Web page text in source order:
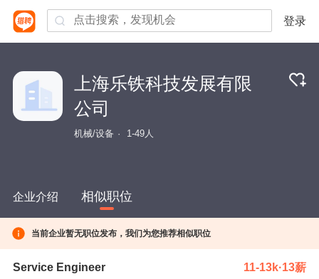
登录
上海乐铁科技发展有限
公司
机械/设备 1-49人
企业介绍 相似职位
当前企业暂无职位发布，我们为您推荐相似职位
Service Engineer 11-13k·13薪